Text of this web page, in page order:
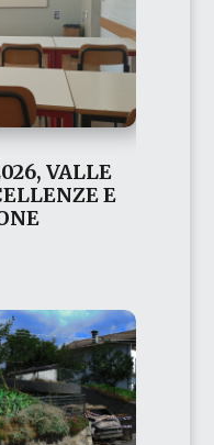
VALLE
E